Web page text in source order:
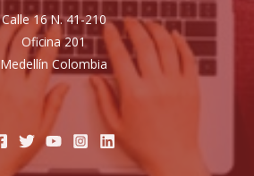
Calle 16 N. 41-210
Oficina 201
Medellín Colombia